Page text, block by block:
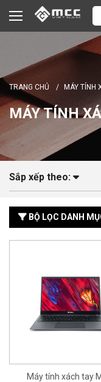
TRANG CHỦ / MÁY TÍNH
MÁY TÍNH
Sắp xếp theo:
BỘ LỌC DANH
Máy tính xách tay